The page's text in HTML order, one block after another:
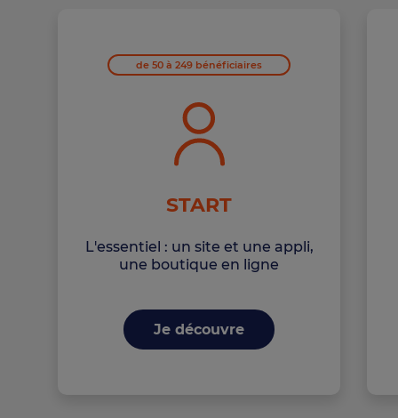
de 50 à 249 bénéficiaires
START
L'essentiel : un site et une appli,
une boutique en ligne
Je découvre